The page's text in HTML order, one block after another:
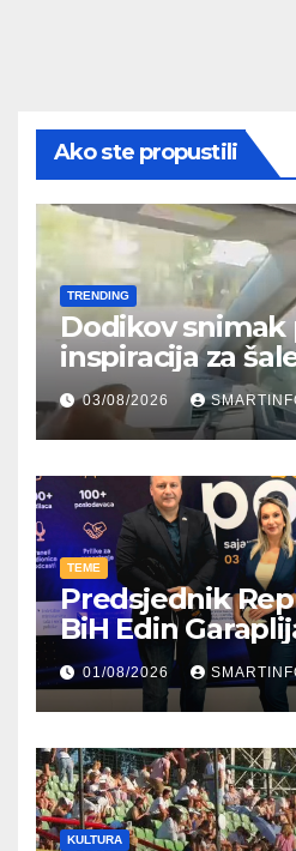
Ako ste propustili
TRENDING
Dodikov snimak
inspiracija za
kroz parodiju
03/08/2026
TEME
Predsjednik
BiH Edin
prisustvovao
Federalnog
zapošljavanja
01/08/2026
KULTURA